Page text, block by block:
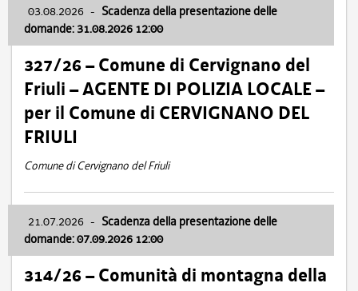
03.08.2026 - Scadenza della presentazione delle
domande: 31.08.2026 12:00
327/26 – Comune di Cervignano del
Friuli – AGENTE DI POLIZIA LOCALE –
per il Comune di CERVIGNANO DEL
FRIULI
Comune di Cervignano del Friuli
21.07.2026 - Scadenza della presentazione delle
domande: 07.09.2026 12:00
314/26 – Comunità di montagna della